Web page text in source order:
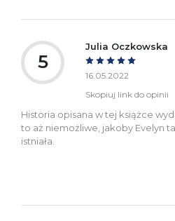
5
Julia Oczkowska
16.05.2022
Skopiuj link do opinii
Historia opisana w tej książce
to aż niemożliwe, jakoby Evelyn
istniała.